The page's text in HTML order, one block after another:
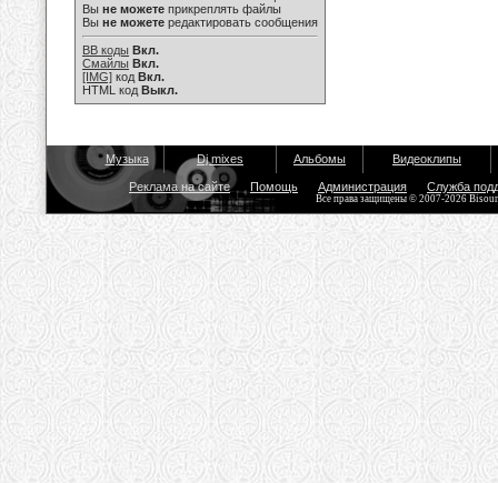
Вы не можете прикреплять файлы
Вы не можете редактировать сообщения
BB коды Вкл.
Смайлы Вкл.
[IMG] код Вкл.
HTML код Выкл.
Музыка Dj mixes Альбомы Видеоклипы
Реклама на сайте Помощь Администрация Служба
Все права защищены © 2007-2026